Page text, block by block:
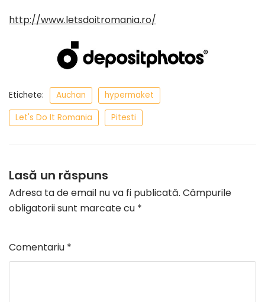
http://www.letsdoitromania.ro/
Etichete: Auchan
hypermaket
Let's Do It Romania
Pitesti
Lasă un răspuns
Adresa ta de email nu va fi publicată. Câmpurile
obligatorii sunt marcate cu *
Comentariu *